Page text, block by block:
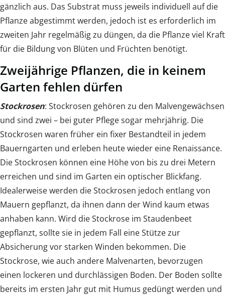
gänzlich aus. Das Substrat muss jeweils individuell auf die
Pflanze abgestimmt werden, jedoch ist es erforderlich im
zweiten Jahr regelmäßig zu düngen, da die Pflanze viel Kraft
für die Bildung von Blüten und Früchten benötigt.
Zweijährige Pflanzen, die in keinem
Garten fehlen dürfen
Stockrosen: Stockrosen gehören zu den Malvengewächsen
und sind zwei – bei guter Pflege sogar mehrjährig. Die
Stockrosen waren früher ein fixer Bestandteil in jedem
Bauerngarten und erleben heute wieder eine Renaissance.
Die Stockrosen können eine Höhe von bis zu drei Metern
erreichen und sind im Garten ein optischer Blickfang.
Idealerweise werden die Stockrosen jedoch entlang von
Mauern gepflanzt, da ihnen dann der Wind kaum etwas
anhaben kann. Wird die Stockrose im Staudenbeet
gepflanzt, sollte sie in jedem Fall eine Stütze zur
Absicherung vor starken Winden bekommen. Die
Stockrose, wie auch andere Malvenarten, bevorzugen
einen lockeren und durchlässigen Boden. Der Boden sollte
bereits im ersten Jahr gut mit Humus gedüngt werden und